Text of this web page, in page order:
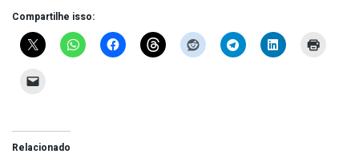
Compartilhe isso:
Relacionado